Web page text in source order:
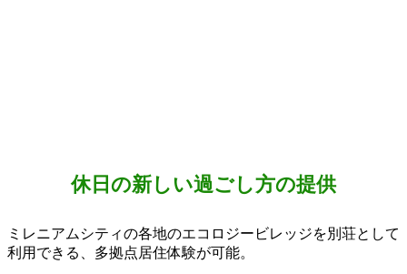
休日の新しい過ごし方の提供
ミレニアムシティの各地のエコロジービレッジを別荘として
利用できる、多拠点居住体験が可能。